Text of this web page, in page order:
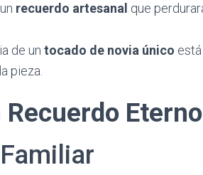
recuerdo artesanal que
de un tocado de novia único
pieza.
Recuerdo Eterno